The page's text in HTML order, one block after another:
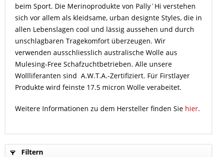
beim Sport. Die Merinoprodukte von Pally´Hi verstehen
sich vor allem als kleidsame, urban designte Styles, die in
allen Lebenslagen cool und lässig aussehen und durch
unschlagbaren Tragekomfort überzeugen. Wir
verwenden ausschliesslich australische Wolle aus
Mulesing-Free Schafzuchtbetrieben. Alle unsere
Wollliferanten sind A.W.T.A.-Zertifiziert. Für Firstlayer
Produkte wird feinste 17.5 micron Wolle verabeitet.
Weitere Informationen zu dem Hersteller finden Sie hier.
Filtern